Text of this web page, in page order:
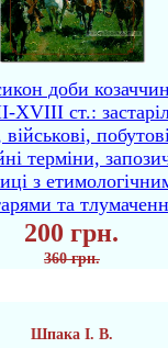
доби
XVIII ст.:
військові,
терміни,
з
та
200 грн.
360 грн.
Шпака І. В.